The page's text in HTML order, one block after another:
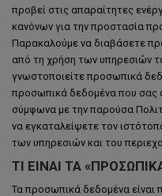
προβεί στις απαραίτητες
κανόνων για την προστασία
Παρακαλούμε να διαβάσετε
από τη χρήση των υπηρεσιών
γνωστοποιείτε προσωπικά
προσωπικά δεδομένα που σας
σύμφωνα με την παρούσα
να εγκαταλείψετε τον
των υπηρεσιών και του
ΤΙ ΕΊΝΑΙ ΤΑ
Τα προσωπικά δεδομένα είναι